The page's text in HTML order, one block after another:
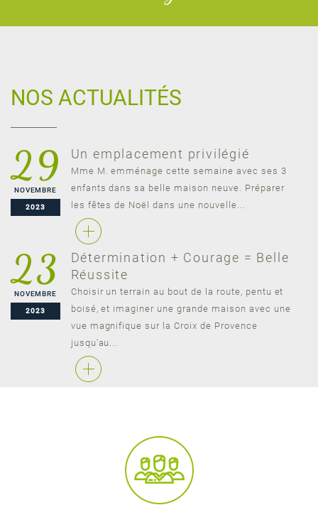
NOS ACTUALITÉS
29
NOVEMBRE
2023
Un emplacement privilégié
Mme M. emménage cette semaine avec ses 3
enfants dans sa belle maison neuve. Préparer
les fêtes de Noël dans une nouvelle...
23
NOVEMBRE
2023
Détermination + Courage = Belle
Réussite
Choisir un terrain au bout de la route, pentu et
boisé, et imaginer une grande maison avec une
vue magnifique sur la Croix de Provence
jusqu'au...